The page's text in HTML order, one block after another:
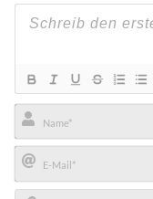
Name*
E-